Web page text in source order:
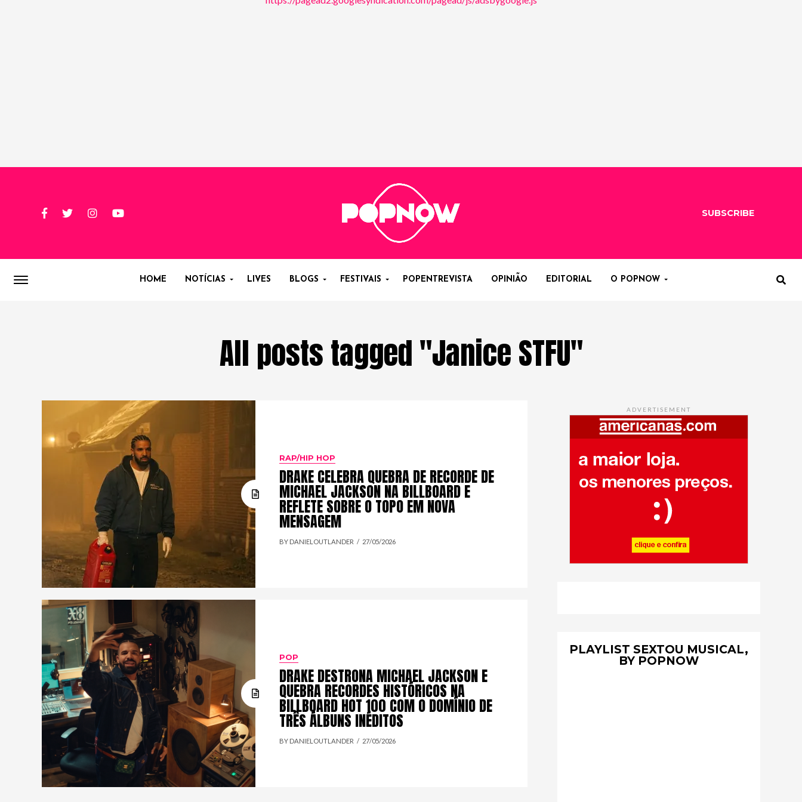
SUBSCRIBE
HOME NOTÍCIAS LIVES BLOGS FESTIVAIS POPENTREVISTA OPINIÃO EDITORIAL O POPNOW
All posts tagged "Janice STFU"
RAP/HIP HOP
DRAKE CELEBRA QUEBRA DE RECORDE DE
MICHAEL JACKSON NA BILLBOARD E
REFLETE SOBRE O TOPO EM NOVA
MENSAGEM
BY DANIELOUTLANDER 27/05/2026
POP
DRAKE DESTRONA MICHAEL JACKSON E
QUEBRA RECORDES HISTÓRICOS NA
BILLBOARD HOT 100 COM O DOMÍNIO DE
TRÊS ÁLBUNS INÉDITOS
BY DANIELOUTLANDER 27/05/2026
ADVERTISEMENT
PLAYLIST SEXTOU MUSICAL,
BY POPNOW